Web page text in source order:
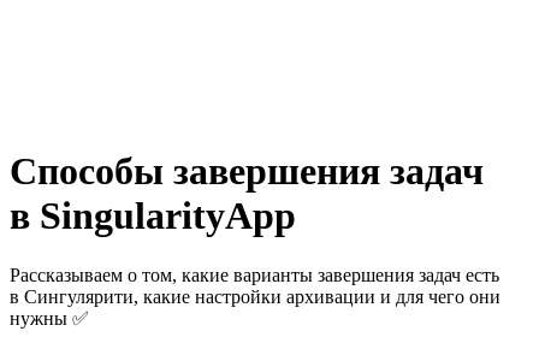
Способы завершения задач
в SingularityApp
Рассказываем о том, какие варианты завершения задач есть
в Сингулярити, какие настройки архивации и для чего они
нужны ✅